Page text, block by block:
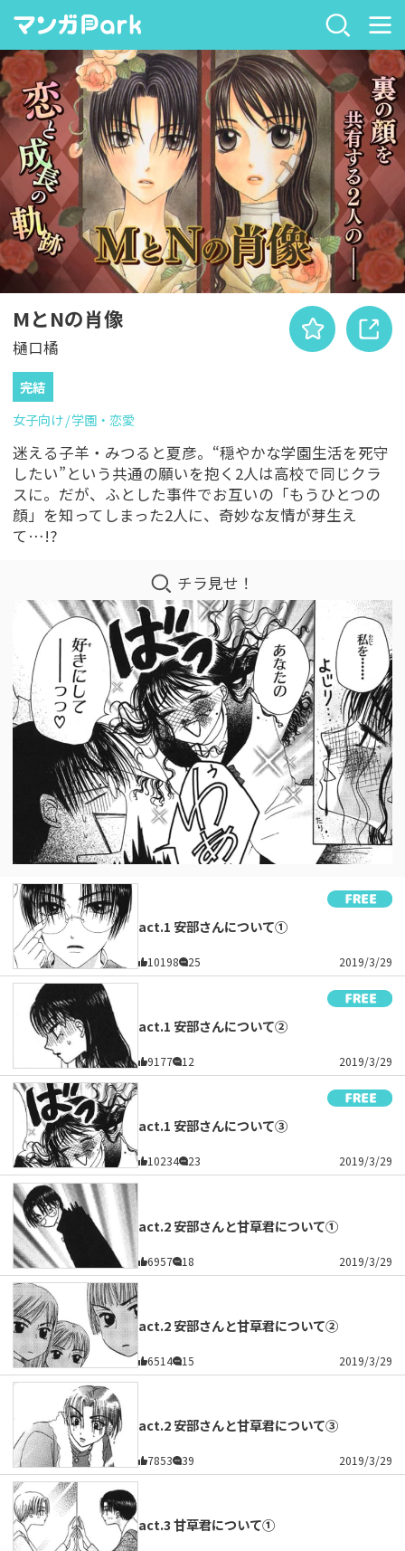
MとNの肖像
樋口橘
完結
女子向け 学園・恋愛
迷える子羊・みつると夏彦。“穏やかな学園生活を死守
したい”という共通の願いを抱く2人は高校で同じクラ
スに。だが、ふとした事件でお互いの「もうひとつの
顔」を知ってしまった2人に、奇妙な友情が芽生え
て…!?
チラ見せ！
act.1 安部さんについて①
10198 25 2019/3/29
act.1 安部さんについて②
9177 12 2019/3/29
act.1 安部さんについて③
10234 23 2019/3/29
act.2 安部さんと甘草君について①
6957 18 2019/3/29
act.2 安部さんと甘草君について②
6514 15 2019/3/29
act.2 安部さんと甘草君について③
7853 39 2019/3/29
act.3 甘草君について①